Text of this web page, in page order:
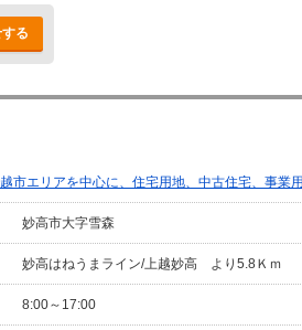
る
市エリアを中心に、住宅用地、中古住宅、事業
妙高市大字雪森
妙高はねうまライン/上越妙高 より5.8Ｋｍ
8:00～17:00